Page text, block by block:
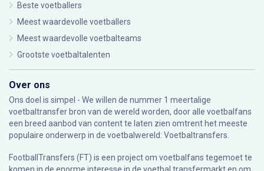
Beste voetballers
Meest waardevolle voetballers
Meest waardevolle voetbalteams
Grootste voetbaltalenten
Over ons
Ons doel is simpel - We willen de nummer 1 meertalige
voetbaltransfer bron van de wereld worden, door alle voetbalfans
een breed aanbod van content te laten zien omtrent het meeste
populaire onderwerp in de voetbalwereld: Voetbaltransfers.
FootballTransfers (FT) is een project om voetbalfans tegemoet te